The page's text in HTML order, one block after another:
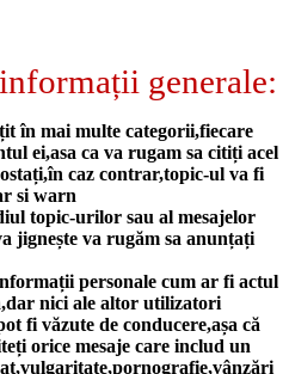
generale:
în mai multe categorii,fiecare
ei,asa ca va rugam sa citiți acel
caz contrar,topic-ul va fi
si warn
topic-urilor sau al mesajelor
jignește va rugăm sa anunțați
personale cum ar fi actul
nici ale altor utilizatori
fi văzute de conducere,așa că
orice mesaje care includ un